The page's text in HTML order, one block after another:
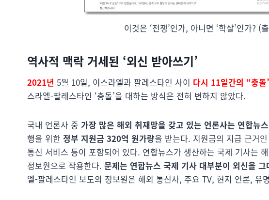
이것은 ‘전쟁’인가, 아니면 ‘학살’인가? (
역사적 맥락 거세된 ‘외신 받아쓰기’
2021년 5월 10일, 이스라엘과 팔레스타인 사이 다시 11일간의 “충돌
스라엘-팔레스타인 ‘충돌’을 대하는 방식은 전혀 변하지 않았다.
국내 언론사 중 가장 많은 해외 취재망을 갖고 있는 언론사는 연합뉴스
행을 위한 정부 지원금 320억 원가량을 받는다. 지원금의 지급 근거
통신 서비스 등이 포함되어 있다. 연합뉴스가 생산하는 국제 기사는
정보원으로 작용한다. 문제는 연합뉴스 국제 기사 대부분이 외신을 그
엘-팔레스타인 보도의 정보원은 해외 통신사, 주요 TV, 현지 언론, 유